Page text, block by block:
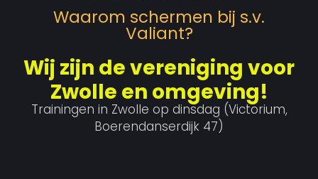
Waarom schermen bij s.v.
Valiant?
Wij zijn de vereniging voor
Zwolle en omgeving!
Trainingen in Zwolle op dinsdag (Victorium,
Boerendanserdijk 47)